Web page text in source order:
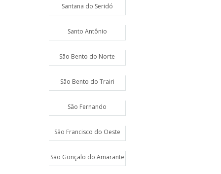
Santana do Seridó
Santo Antônio
São Bento do Norte
São Bento do Trairi
São Fernando
São Francisco do Oeste
São Gonçalo do Amarante